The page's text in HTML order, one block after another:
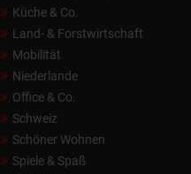
Küche & Co.
Land- & Forstwirtschaft
Mobilität
Niederlande
Office & Co.
Schweiz
Schöner Wohnen
Spiele & Spaß